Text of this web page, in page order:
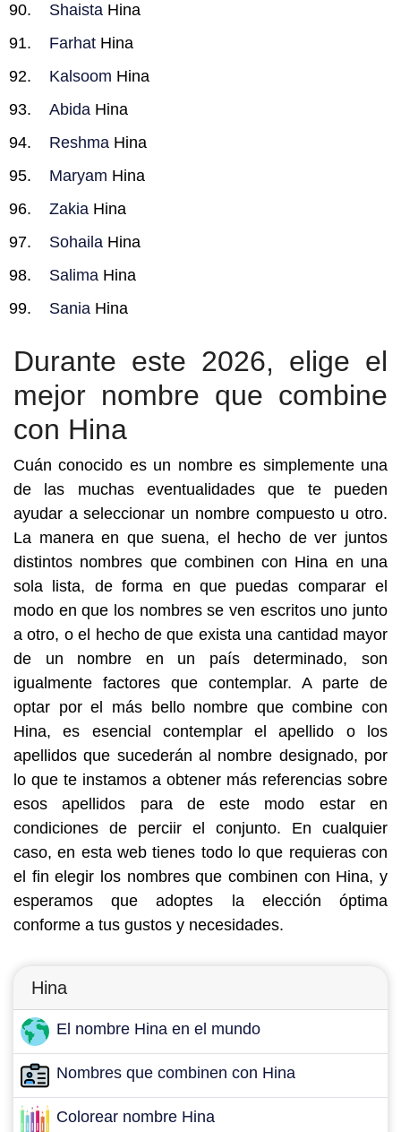
Shaista Hina
Farhat Hina
Kalsoom Hina
Abida Hina
Reshma Hina
Maryam Hina
Zakia Hina
Sohaila Hina
Salima Hina
Sania Hina
Durante este 2026, elige el
mejor nombre que combine
con Hina
Cuán conocido es un nombre es simplemente una
de las muchas eventualidades que te pueden
ayudar a seleccionar un nombre compuesto u otro.
La manera en que suena, el hecho de ver juntos
distintos nombres que combinen con Hina en una
sola lista, de forma en que puedas comparar el
modo en que los nombres se ven escritos uno junto
a otro, o el hecho de que exista una cantidad mayor
de un nombre en un país determinado, son
igualmente factores que contemplar. A parte de
optar por el más bello nombre que combine con
Hina, es esencial contemplar el apellido o los
apellidos que sucederán al nombre designado, por
lo que te instamos a obtener más referencias sobre
esos apellidos para de este modo estar en
condiciones de perciir el conjunto. En cualquier
caso, en esta web tienes todo lo que requieras con
el fin elegir los nombres que combinen con Hina, y
esperamos que adoptes la elección óptima
conforme a tus gustos y necesidades.
Hina
El nombre Hina en el mundo
Nombres que combinen con Hina
Colorear nombre Hina